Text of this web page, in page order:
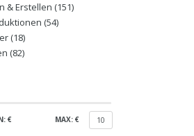
& Erstellen (151)
(54)
(18)
(82)
€ MAX: € 10